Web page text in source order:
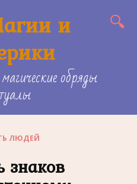
и
обряды
ЛЮДЕЙ
знаков